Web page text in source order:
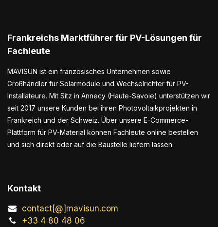
Frankreichs Marktführer für PV-Lösungen für
Fachleute
MAVISUN ist ein französisches Unternehmen sowie
Großhändler für Solarmodule und Wechselrichter für PV-
Installateure. Mit Sitz in Annecy (Haute-Savoie) unterstützen wir
seit 2017 unsere Kunden bei ihren Photovoltaikprojekten in
Frankreich und der Schweiz. Über unsere E-Commerce-
Plattform für PV-Material können Fachleute online bestellen
und sich direkt oder auf die Baustelle liefern lassen.
Kontakt
contact[@]mavisun.com
+33 4 80 48 06